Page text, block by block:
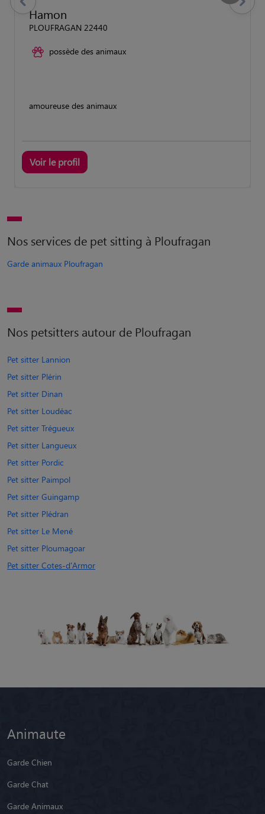
Hamon
PLOUFRAGAN 22440
possède des animaux
amoureuse des animaux
Voir le profil
previous Suivant
Nos services de pet sitting à Ploufragan
Garde animaux Ploufragan
Nos petsitters autour de Ploufragan
Pet sitter Lannion
Pet sitter Plérin
Pet sitter Dinan
Pet sitter Loudéac
Pet sitter Trégueux
Pet sitter Langueux
Pet sitter Pordic
Pet sitter Paimpol
Pet sitter Guingamp
Pet sitter Plédran
Pet sitter Le Mené
Pet sitter Ploumagoar
Pet sitter Cotes-d'Armor
Animaute
Garde Chien
Garde Chat
Garde Animaux